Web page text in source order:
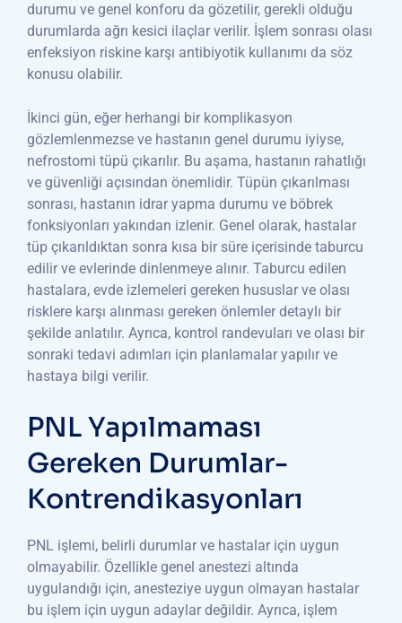
durumu ve genel konforu da gözetilir, gerekli olduğu
durumlarda ağrı kesici ilaçlar verilir. İşlem sonrası olası
enfeksiyon riskine karşı antibiyotik kullanımı da söz
konusu olabilir.
İkinci gün, eğer herhangi bir komplikasyon
gözlemlenmezse ve hastanın genel durumu iyiyse,
nefrostomi tüpü çıkarılır. Bu aşama, hastanın rahatlığı
ve güvenliği açısından önemlidir. Tüpün çıkarılması
sonrası, hastanın idrar yapma durumu ve böbrek
fonksiyonları yakından izlenir. Genel olarak, hastalar
tüp çıkarıldıktan sonra kısa bir süre içerisinde taburcu
edilir ve evlerinde dinlenmeye alınır. Taburcu edilen
hastalara, evde izlemeleri gereken hususlar ve olası
risklere karşı alınması gereken önlemler detaylı bir
şekilde anlatılır. Ayrıca, kontrol randevuları ve olası bir
sonraki tedavi adımları için planlamalar yapılır ve
hastaya bilgi verilir.
PNL Yapılmaması
Gereken Durumlar-
Kontrendikasyonları
PNL işlemi, belirli durumlar ve hastalar için uygun
olmayabilir. Özellikle genel anestezi altında
uygulandığı için, anesteziye uygun olmayan hastalar
bu işlem için uygun adaylar değildir. Ayrıca, işlem